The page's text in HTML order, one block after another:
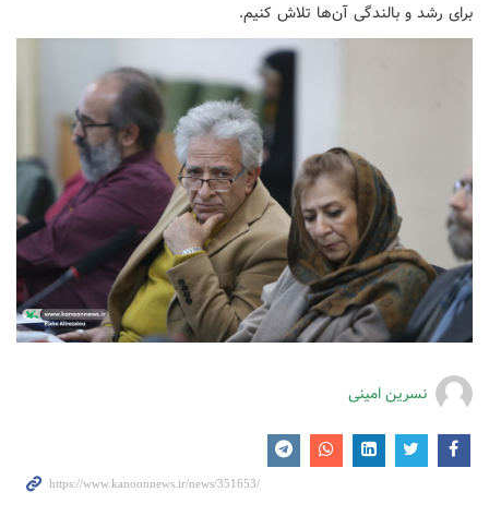
برای رشد و بالندگی آن‌ها تلاش کنیم.
نسرین امینی